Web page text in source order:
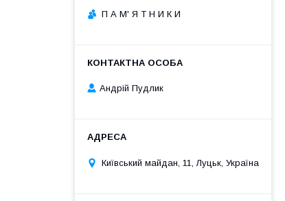
П А М' Я Т Н И К И
Андрій Пудлик
Київський майдан, 11, Луцьк, Україна